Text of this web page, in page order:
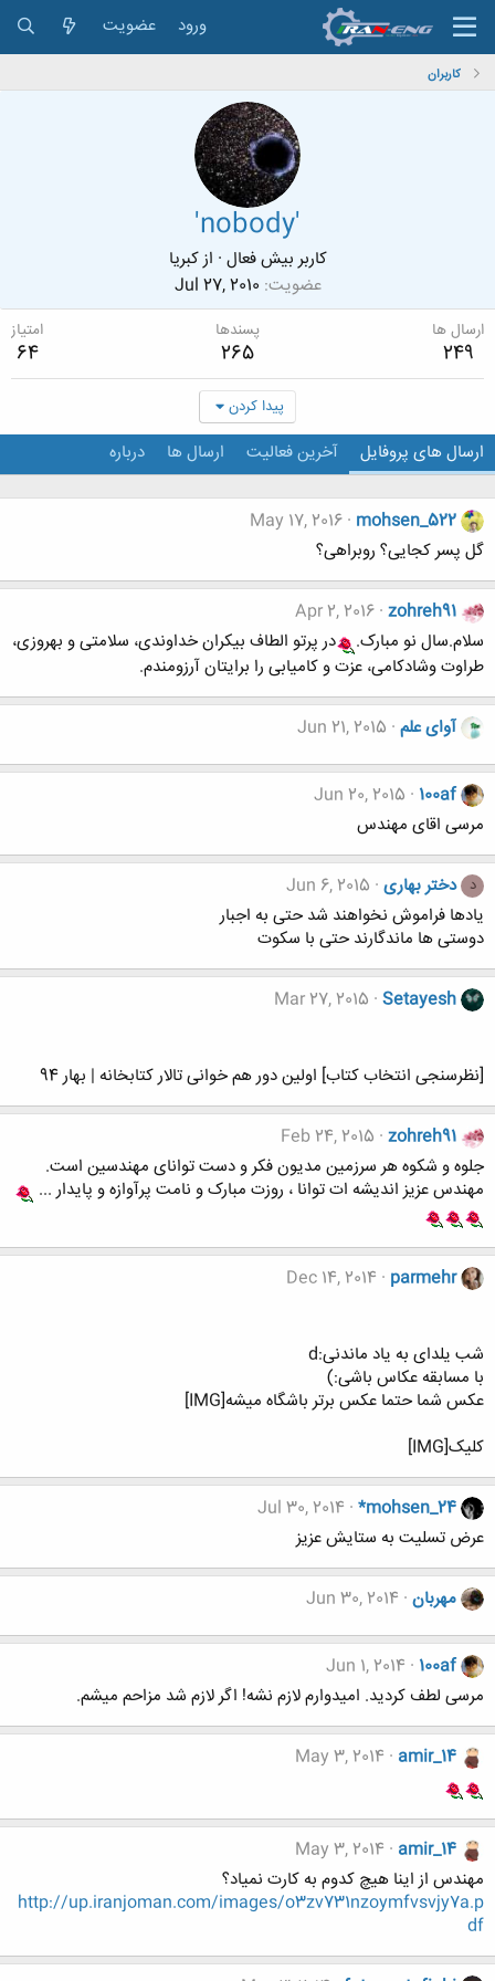
ورود عضویت
کاربران
'nobody'
کاربر بیش فعال · ازكبريا
عضویت Jul 27, 2010
ارسال ها
249
پسندها
265
امتیاز
64
پیدا کردن
ارسال های پروفایل آخرین فعالیت ارسال ها درباره
mohsen_522
May 17, 2016
گل پسر کجایی؟ روبراهی؟
zohreh91
Apr 2, 2016
سلام.سال نو مبارک.
در پرتو الطاف بیکران خداوندی، سلامتی و بهروزی،
طراوت وشادکامی، عزت و کامیابی را برایتان آرزومندم.
آوای علم Jun 21, 2015
100af
Jun 20, 2015
مرسی اقای مهندس
د دختر بهاری Jun 6, 2015
یادها فراموش نخواهند شد حتی به اجبار
دوستی ها ماندگارند حتی با سکوت
Setayesh
Mar 27, 2015
[نظرسنجی انتخاب کتاب] اولین دور هم خوانی تالار کتابخانه | بهار 94
zohreh91
Feb 24, 2015
جلوه و شکوه هر سرزمین مدیون فکر و دست توانای مهندسین است.
مهندس عزیز اندیشه ات توانا ، روزت مبارک و نامت پرآوازه و پایدار ...
parmehr
Dec 14, 2014
شب یلدای به یاد ماندنی:d
با مسابقه عکاس باشی:)
عکس شما حتما عکس برتر باشگاه میشه[IMG]
کلیک[IMG]
*mohsen_24
Jul 30, 2014
عرض تسلیت به ستایش عزیز
مهربان Jun 30, 2014
100af
Jun 1, 2014
مرسی لطف کردید. امیدوارم لازم نشه! اگر لازم شد مزاحم میشم.
amir_14
May 3, 2014
amir_14
May 3, 2014
مهندس از اینا هیچ کدوم به کارت نمیاد؟
http://up.iranjoman.com/images/o3zv731nzoymfvsvjy7a.p
df